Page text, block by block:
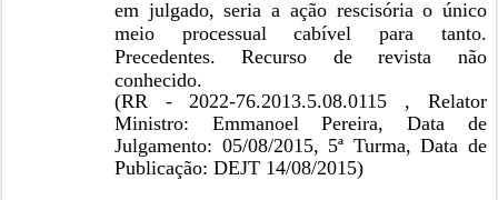
em julgado, seria a ação rescisória o único
meio processual cabível para tanto.
Precedentes. Recurso de revista não
conhecido.
(RR - 2022-76.2013.5.08.0115 , Relator
Ministro: Emmanoel Pereira, Data de
Julgamento: 05/08/2015, 5ª Turma, Data de
Publicação: DEJT 14/08/2015)